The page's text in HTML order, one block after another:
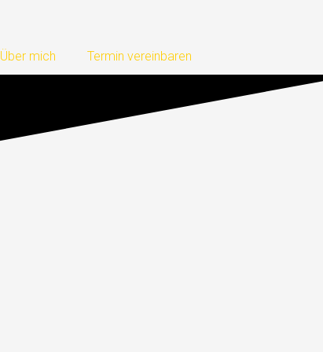
Über mich Termin vereinbaren